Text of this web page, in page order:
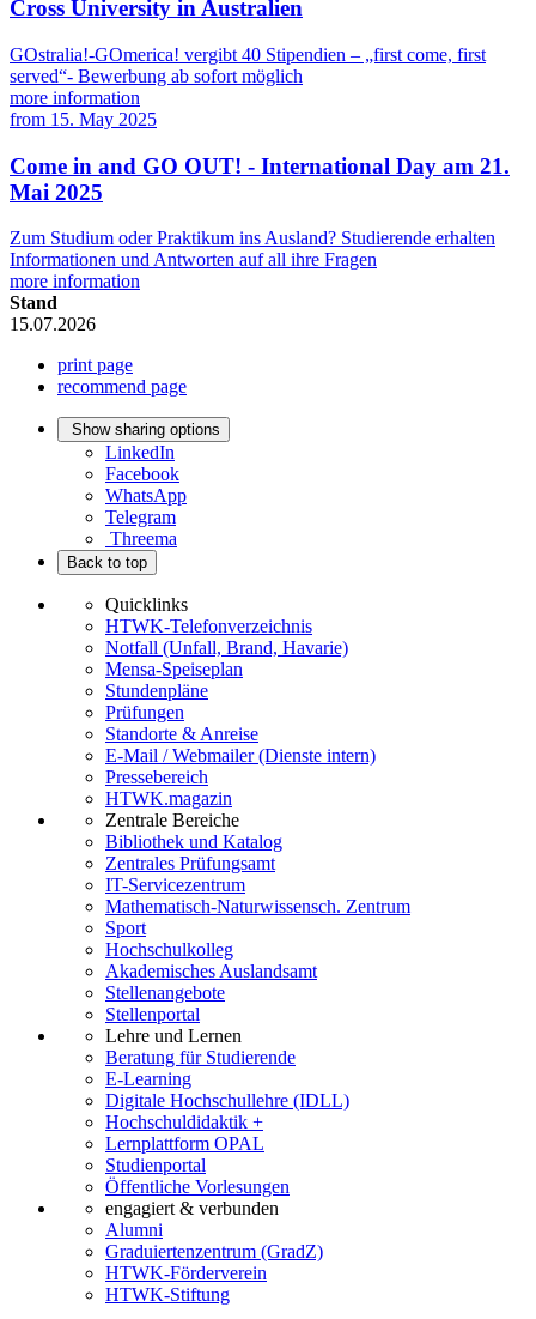
Cross University in Australien
GOstralia!-GOmerica! vergibt 40 Stipendien – „first come, first
served“- Bewerbung ab sofort möglich
more information
from 15. May 2025
Come in and GO OUT! - International Day am 21.
Mai 2025
Zum Studium oder Praktikum ins Ausland? Studierende erhalten
Informationen und Antworten auf all ihre Fragen
more information
Stand
15.07.2026
print page
recommend page
Show sharing options
LinkedIn
Facebook
WhatsApp
Telegram
Threema
Back to top
Quicklinks
HTWK-Telefonverzeichnis
Notfall (Unfall, Brand, Havarie)
Mensa-Speiseplan
Stundenpläne
Prüfungen
Standorte & Anreise
E-Mail / Webmailer (Dienste intern)
Pressebereich
HTWK.magazin
Zentrale Bereiche
Bibliothek und Katalog
Zentrales Prüfungsamt
IT-Servicezentrum
Mathematisch-Naturwissensch. Zentrum
Sport
Hochschulkolleg
Akademisches Auslandsamt
Stellenangebote
Stellenportal
Lehre und Lernen
Beratung für Studierende
E-Learning
Digitale Hochschullehre (IDLL)
Hochschuldidaktik +
Lernplattform OPAL
Studienportal
Öffentliche Vorlesungen
engagiert & verbunden
Alumni
Graduiertenzentrum (GradZ)
HTWK-Förderverein
HTWK-Stiftung